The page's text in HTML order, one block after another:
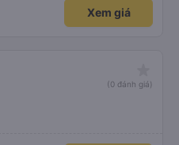
Xem giá
(0 đánh giá)